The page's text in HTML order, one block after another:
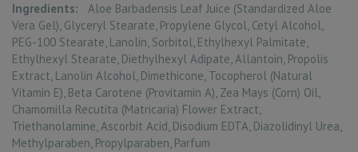
Ingredients: Aloe Barbadensis Leaf Juice (Standardized Aloe
Vera Gel), Glyceryl Stearate, Propylene Glycol, Cetyl Alcohol,
PEG-100 Stearate, Lanolin, Sorbitol, Ethylhexyl Palmitate,
Ethylhexyl Stearate, Diethylhexyl Adipate, Allantoin, Propolis
Extract, Lanolin Alcohol, Dimethicone, Tocopherol (Natural
Vitamin E), Beta Carotene (Provitamin A), Zea Mays (Corn) Oil,
Chamomilla Recutita (Matricaria) Flower Extract,
Triethanolamine, Ascorbit Acid, Disodium EDTA, Diazolidinyl Urea,
Methylparaben, Propylparaben, Parfum